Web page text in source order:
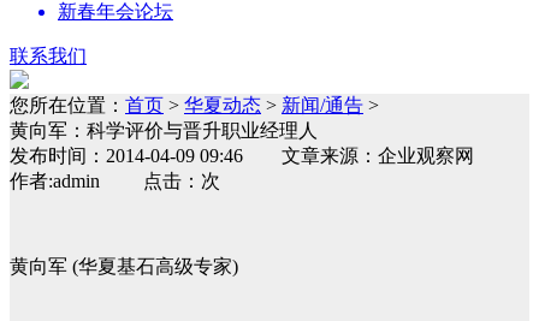
新春年会论坛
联系我们
您所在位置： 首页 > 华夏动态 > 新闻/通告 >
黄向军：科学评价与晋升职业经理人
发布时间：2014-04-09 09:46 文章来源：企业观察网
作者:admin 点击：次
黄向军 (华夏基石高级专家)